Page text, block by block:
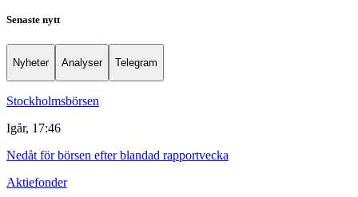
Senaste nytt
Nyheter Analyser Telegram
Stockholmsbörsen
Igår, 17:46
Nedåt för börsen efter blandad rapportvecka
Aktiefonder